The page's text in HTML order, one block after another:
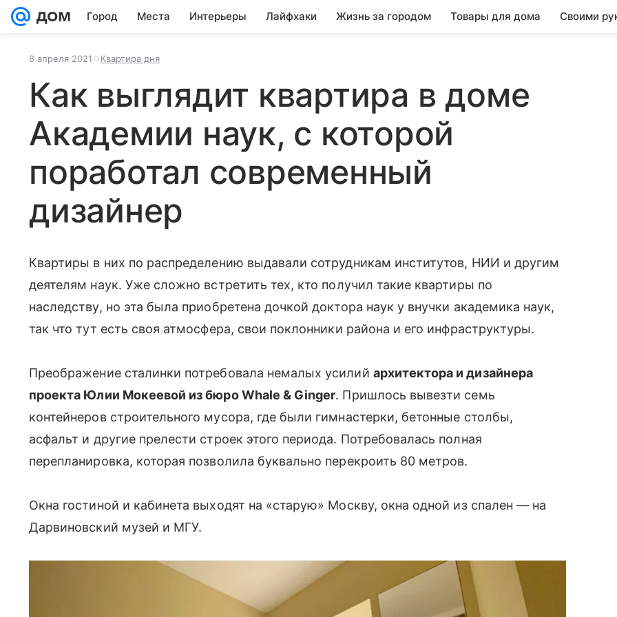
Город Места Интерьеры Лайфхаки Жизнь за городом Товары для дома Своими
8 апреля 2021 Квартира дня
Как выглядит квартира в доме
Академии наук, с которой
поработал современный
дизайнер
Квартиры в них по распределению выдавали сотрудникам институтов, НИИ и другим
деятелям наук. Уже сложно встретить тех, кто получил такие квартиры по
наследству, но эта была приобретена дочкой доктора наук у внучки академика наук,
так что тут есть своя атмосфера, свои поклонники района и его инфраструктуры.
Преображение сталинки потребовала немалых усилий архитектора и дизайнера
проекта Юлии Мокеевой из бюро Whale & Ginger. Пришлось вывезти семь
контейнеров строительного мусора, где были гимнастерки, бетонные столбы,
асфальт и другие прелести строек этого периода. Потребовалась полная
перепланировка, которая позволила буквально перекроить 80 метров.
Окна гостиной и кабинета выходят на «старую» Москву, окна одной из спален — на
Дарвиновский музей и МГУ.